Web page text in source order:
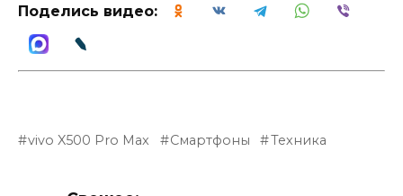
Поделись видео:
vivo X500 Pro Max Смартфоны Техника